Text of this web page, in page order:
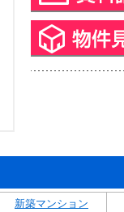
新築マンション